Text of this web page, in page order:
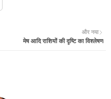
और नया
मेष आदि राशियों की दृष्टि का विश्लेषण